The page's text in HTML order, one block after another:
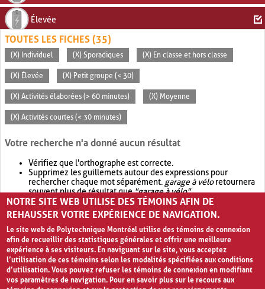
Élevée
TOUTES LES FICHES (35)
(X) Individuel (X) Sporadiques (X) En classe et hors classe
(X) Élevée (X) Petit groupe (< 30)
(X) Activités élaborées (> 60 minutes) (X) Moyenne
(X) Activités courtes (< 30 minutes)
Votre recherche n'a donné aucun résultat
Vérifiez que l'orthographe est correcte.
Supprimez les guillemets autour des expressions pour
rechercher chaque mot séparément. garage à véloretournera
souvent plus de résultat que"garage à vélo".
Envisagez d'élargir votre recherche avec OR.garage OR vélo
retournera souvent plus de résultat quegarage à vélo
NOTRE SITE WEB UTILISE DES TÉMOINS AFIN DE
REHAUSSER VOTRE EXPÉRIENCE DE NAVIGATION.
Le site web de Polytechnique Montréal utilise des témoins de connexion
afin de recueillir des statistiques générales et offrir une meilleure
expérience à ses visiteurs. En naviguant sur le site, vous acceptez
l’utilisation de ces témoins selon les modalités spécifiées aux conditions
d’utilisation. Vous pouvez refuser les témoins de connexion en modifiant
vos paramètres de navigation. Pour en savoir plus sur le recours aux